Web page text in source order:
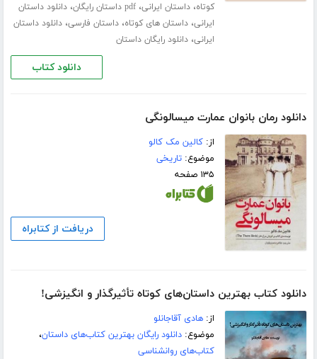
کوتاه،داستان ایرانی،pdf داستان رایگان ،دانلود داستان
ایرانی،داستان های کوتاه،داستان فارسی،دانلود داستان
ایرانی،دانلود رایگان داستان
دانلود کتاب
دانلود رمان بانوان عمارت میسالونگی
از:کالین مک کالو
موضوع:تاریخی
۱۳۵ صفحه
دریافت از کتابراه
دانلود کتاب بهترین داستان‌های کوتاه تأثیرگذار و انگیزشی!
از:هادی آقاجانلو
موضوع:دانلود رایگان بهترین کتاب‌های داستان،
کتاب‌های روانشناسی